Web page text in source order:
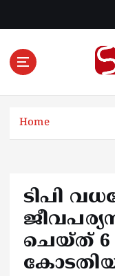
Home
ടിപി
ചെയ്ത് 6